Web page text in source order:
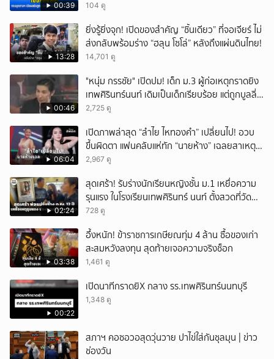
00:39 104 ดู
13:28
ยิ่งรู้ยิ่งจุก! เปิดของสำคัญ “ชิ้นเดียว” ที่จอเจียร์ ไม่
ส่งกลับพร้อมร่าง “ฮลุน โซโล่” หลังถึงแผ่นดินไทย!
14,701 ดู
00:46
"หนุ่ม กรรชัย" เปิดปม! เด็ก ม.3 ผู้ก่อเหตุกราดยิง
เทพศิรินทร์นนท์ เดิมเป็นเด็กเรียบร้อย แต่ถูกบูลลี่
หนัก คาดแรงกดดันสะสมกลายเป็นแรงแค้น จนก่อ
2,725 ดู
06:04
เปิดภาพล่าสุด “ลำไย ไหทองคำ” เปลี่ยนไป! อวบ
ขึ้นผิดตา แฟนคลับแห่ทัก “นายห้าง” เฉลยสาเหตุ
ชัด!
2,967 ดู
02:24
สุดเศร้า! รับร่างนักเรียนหญิงชั้น ม.1 เหยื่อความ
รุนแรง ในโรงเรียนเทพศิรินทร์ นนท์ ตั้งสวดที่วัด
ลาดปลาดุก
728 ดู
03:38
อึ้งหนัก! ข้าราชการเกษียณทุ่ม 4 ล้าน ซื้อของเก่า
สะสมหวังลงทุน สุดท้ายเจอความจริงช็อก
1,461 ดู
00:22
เปิดนาทีกราดยิX กลาง รร.เทพศิรินทร์นนทบุรี
1,348 ดู
สภาฯ คอซอวอสุดวุ่นวาย ปาไข่ใส่กันชุลมุน | ข่าว
ช่องวัน